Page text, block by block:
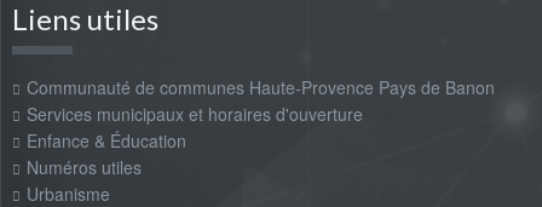
Liens utiles
Communauté de communes Haute-Provence Pays de Banon
Services municipaux et horaires d'ouverture
Enfance & Éducation
Numéros utiles
Urbanisme